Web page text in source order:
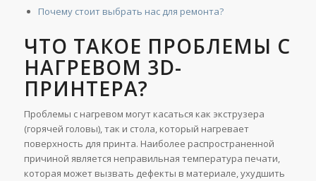
Почему стоит выбрать нас для ремонта?
ЧТО ТАКОЕ ПРОБЛЕМЫ С
НАГРЕВОМ 3D-
ПРИНТЕРА?
Проблемы с нагревом могут касаться как экструзера
(горячей головы), так и стола, который нагревает
поверхность для принта. Наиболее распространенной
причиной является неправильная температура печати,
которая может вызвать дефекты в материале, ухудшить